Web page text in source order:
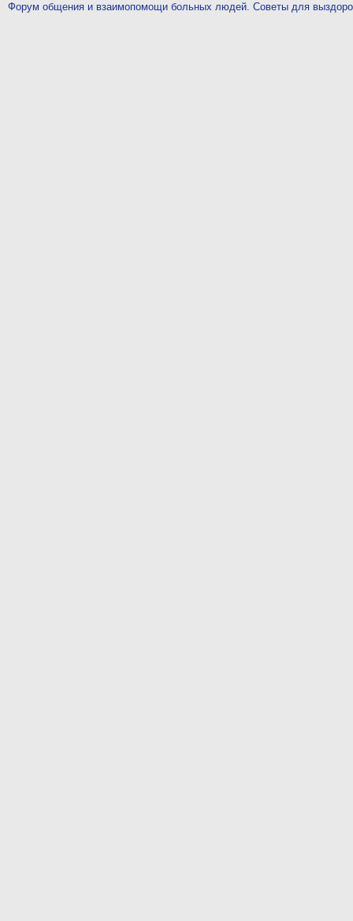
Форум общения и взаимопомощи больных людей. Советы для